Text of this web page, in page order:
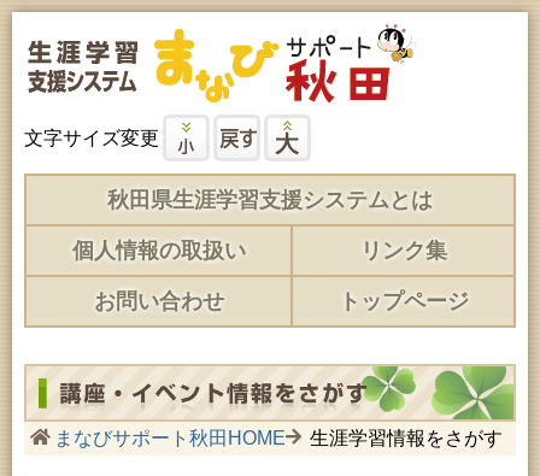
文字サイズ変更
秋田県生涯学習支援システムとは
個人情報の取扱い リンク集
お問い合わせ トップページ
まなびサポート秋田HOME 生涯学習情報をさがす